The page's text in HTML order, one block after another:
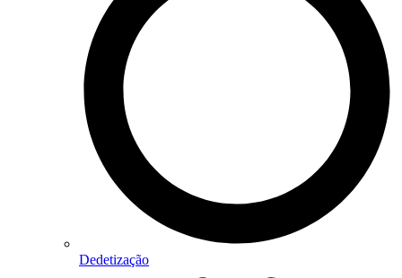
Dedetização